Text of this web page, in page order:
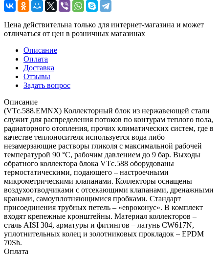
Цена действительна только для интернет-магазина и может
отличаться от цен в розничных магазинах
Описание
Оплата
Доставка
Отзывы
Задать вопрос
Описание
(VTc.588.EMNX) Коллекторный блок из нержавеющей стали
служит для распределения потоков по контурам теплого пола,
радиаторного отопления, прочих климатических систем, где в
качестве теплоносителя используется вода либо
незамерзающие растворы гликоля с максимальной рабочей
температурой 90 °С, рабочим давлением до 9 бар. Выходы
обратного коллектора блока VTс.588 оборудованы
термостатическими, подающего – настроечными
микрометрическими клапанами. Коллекторы оснащены
воздухоотводчиками с отсекающими клапанами, дренажными
кранами, самоуплотняющимися пробками. Стандарт
присоединения трубных петель – «евроконус». В комплект
входят крепежные кронштейны. Материал коллекторов –
сталь AISI 304, арматуры и фитингов – латунь CW617N,
уплотнительных колец и золотниковых прокладок – EPDM
70Sh.
Оплата